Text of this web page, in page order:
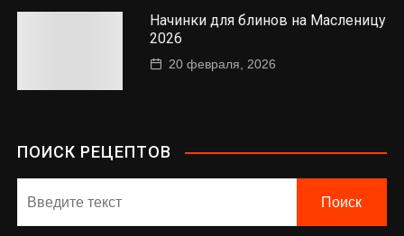
Начинки для блинов на Масленицу
2026
20 февраля, 2026
ПОИСК РЕЦЕПТОВ